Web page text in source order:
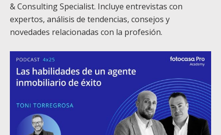
& Consulting Specialist. Incluye entrevistas con
expertos, análisis de tendencias, consejos y
novedades relacionadas con la profesión.